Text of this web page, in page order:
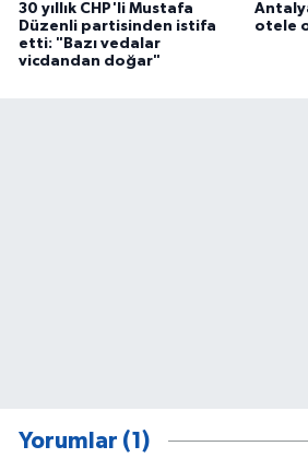
30 yıllık CHP'li Mustafa
Düzenli partisinden istifa
etti: "Bazı vedalar
vicdandan doğar"
otele
Yorumlar (1)